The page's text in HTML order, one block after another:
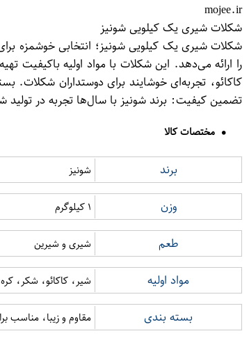
mojee.ir
شکلات شیری یک کیلویی شونیز
شکلات شیری یک کیلویی شونیز؛ انتخابی خوشمزه
را ارائه می‌دهد. این شکلات با مواد اولیه
کاکائو، تجربه‌ای خوشایند برای دوستداران
تضمین کیفیت: برند شونیز با سال‌ها تجربه در
مختصات کالا
برند شونیز
وزن ۱ کیلوگرم
طعم شیری و شیرین
مواد اولیه شیر، کاکائو، شکر، کره
بسته بندی مقاوم و زیبا، مناسب